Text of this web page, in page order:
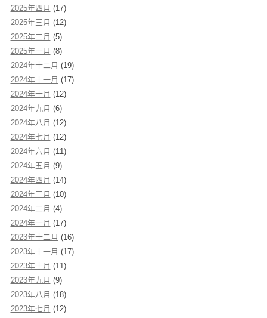
2025年四月 (17)
2025年三月 (12)
2025年二月 (5)
2025年一月 (8)
2024年十二月 (19)
2024年十一月 (17)
2024年十月 (12)
2024年九月 (6)
2024年八月 (12)
2024年七月 (12)
2024年六月 (11)
2024年五月 (9)
2024年四月 (14)
2024年三月 (10)
2024年二月 (4)
2024年一月 (17)
2023年十二月 (16)
2023年十一月 (17)
2023年十月 (11)
2023年九月 (9)
2023年八月 (18)
2023年七月 (12)